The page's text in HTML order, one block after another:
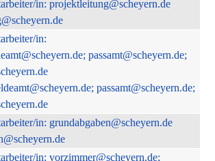
passamt@scheyern.de;